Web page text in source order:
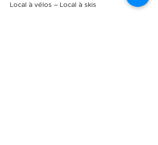
Local à vélos – Local à skis